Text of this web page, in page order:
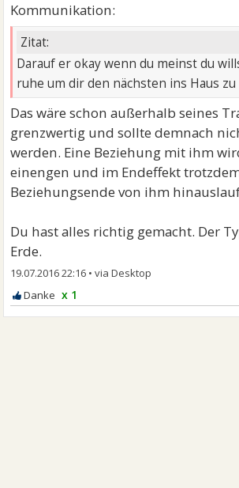
Kommunikation:
Zitat:
Darauf er okay wenn du meinst du
ruhe um dir den nächsten ins Haus zu
Das wäre schon außerhalb seines
grenzwertig und sollte demnach
werden. Eine Beziehung mit ihm
einengen und im Endeffekt
Beziehungsende von ihm
Du hast alles richtig gemacht. Der
Erde.
19.07.2016 22:16 •
x 1